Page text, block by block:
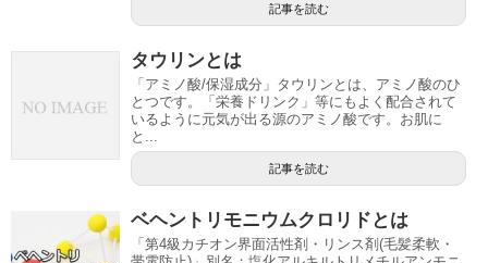
記事を読む
タウリンとは
「アミノ酸/保湿成分」タウリンとは、アミノ酸のひ
とつです。「栄養ドリンク」等にもよく配合されて
いるように元気が出る源のアミノ酸です。お肌に
と...
記事を読む
ベヘントリモニウムクロリドとは
「第4級カチオン界面活性剤・リンス剤(毛髪柔軟・